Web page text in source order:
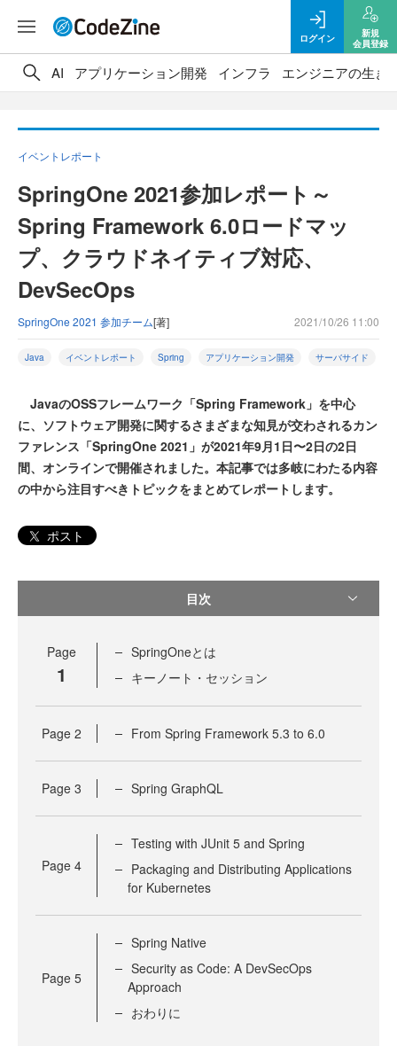
ログイン
新規
会員登録
AI アプリケーション開発 インフラ エンジニアの生き
イベントレポート
SpringOne 2021参加レポート～
Spring Framework 6.0ロードマッ
プ、クラウドネイティブ対応、
DevSecOps
SpringOne 2021 参加チーム[著] 2021/10/26 11:00
Java イベントレポート Spring アプリケーション開発 サーバサイド
JavaのOSSフレームワーク「Spring Framework」を中心
に、ソフトウェア開発に関するさまざまな知見が交わされるカン
ファレンス「SpringOne 2021」が2021年9月1日〜2日の2日
間、オンラインで開催されました。本記事では多岐にわたる内容
の中から注目すべきトピックをまとめてレポートします。
ポスト
目次
Page
1
SpringOneとは
キーノート・セッション
Page 2 From Spring Framework 5.3 to 6.0
Page 3 Spring GraphQL
Page 4
Testing with JUnit 5 and Spring
Packaging and Distributing Applications
for Kubernetes
Page 5
Spring Native
Security as Code: A DevSecOps
Approach
おわりに